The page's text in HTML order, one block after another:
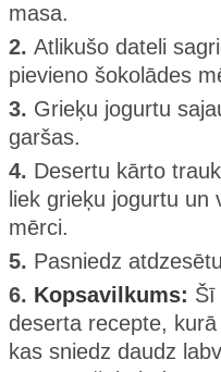
masa.
2. Atlikušo dateli
pievieno šokolādes
3. Grieķu jogurtu
garšas.
4. Desertu kārto
liek grieķu jogurtu un
mērci.
5. Pasniedz
6. Kopsavilkums: Šī
deserta recepte,
kas sniedz daudz